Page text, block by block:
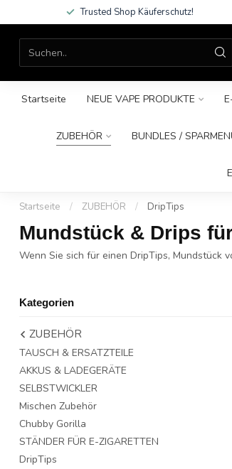
Trusted Shop Käuferschutz!
Startseite NEUE VAPE PRODUKTE
ZUBEHÖR BUNDLES /
Startseite / ZUBEHÖR / DripTips
Mundstück & Drips
Wenn Sie sich für einen DripTips, Mundstück
Kategorien
ZUBEHÖR
TAUSCH & ERSATZTEILE
AKKUS & LADEGERÄTE
SELBSTWICKLER
Mischen Zubehör
Chubby Gorilla
STÄNDER FÜR E-ZIGARETTEN
DripTips